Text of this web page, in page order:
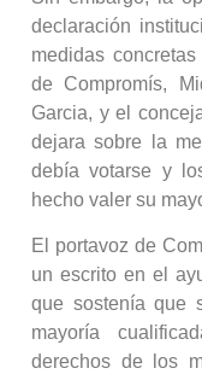
declaración
medidas
de Compromís,
Garcia, y el
dejara sobre la
debía votarse y
hecho valer su
El portavoz de
un escrito en el
que sostenía que
mayoría
derechos de los